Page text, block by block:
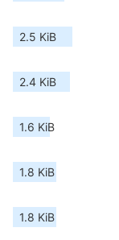
2.5 KiB
2.4 KiB
1.6 KiB
1.8 KiB
1.8 KiB